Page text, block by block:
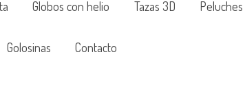
Globos con helio Tazas 3D Peluches
Golosinas Contacto